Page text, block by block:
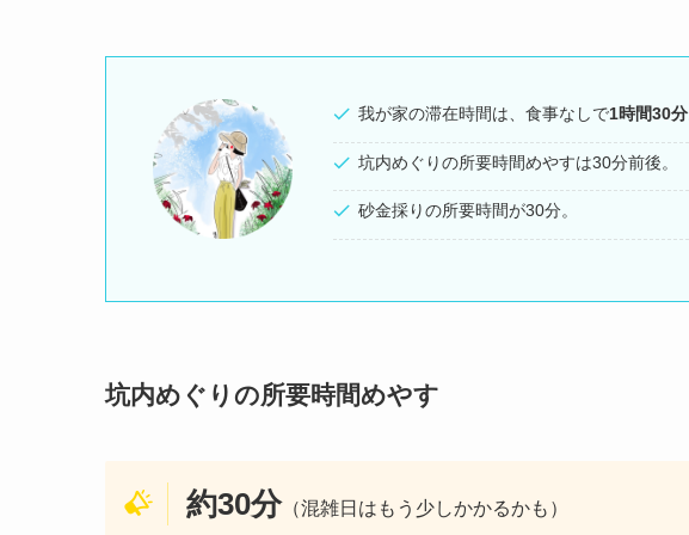
我が家の滞在時間は、食事なしで1時間30分
坑内めぐりの所要時間めやすは30分前後。
砂金採りの所要時間が30分。
坑内めぐりの所要時間めやす
約30分（混雑日はもう少しかかるかも）